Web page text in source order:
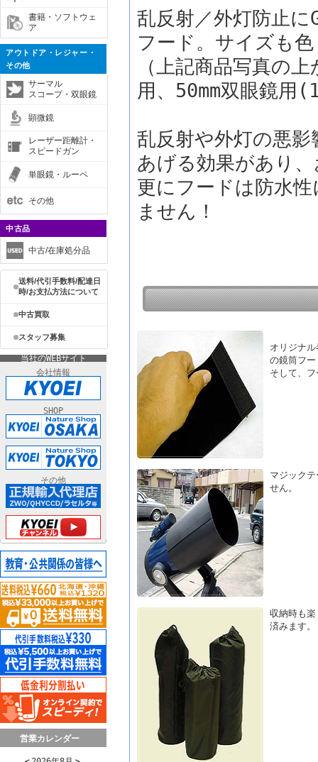
書籍・ソフトウェ
ア
アウトドア・レジャー・
その他
サーマル
スコープ・双眼鏡
顕微鏡
レーザー距離計・
スピードガン
単眼鏡・ルーペ
その他
中古品
中古/在庫処分品
送料/代引手数料/配達日
時/お支払方法について
中古買取
スタッフ募集
当社のWEBサイト
会社情報
SHOP
その他
営業カレンダー
乱反射／外灯防止に
フード。サイズも
（上記商品写真の
用、50mm双眼鏡用
乱反射や外灯の悪
あげる効果があり
更にフードは防水
ません！
オリジナ
の鏡筒フ
そして、
マジック
せん。
収納時も
済みます。